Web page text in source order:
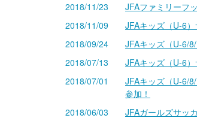
2018/11/23
JFAファミリーフ
2018/11/09
JFAキッズ（U-6
2018/09/24
JFAキッズ（U-6/
2018/07/13
JFAキッズ（U-6
2018/07/01
JFAキッズ（U-6/
参加！
2018/06/03
JFAガールズサッ